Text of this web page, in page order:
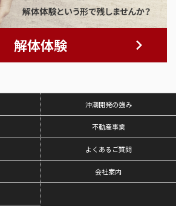
解体体験
沖潮開発の強み
不動産事業
よくあるご質問
会社案内